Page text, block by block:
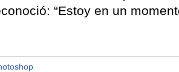
“Estoy en un